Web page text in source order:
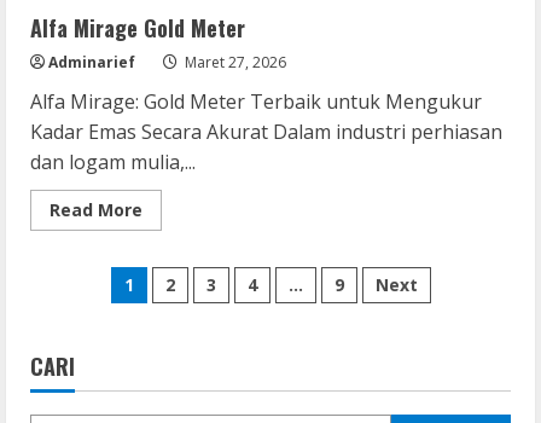
Alfa Mirage Gold Meter
Adminarief Maret 27, 2026
Alfa Mirage: Gold Meter Terbaik untuk Mengukur
Kadar Emas Secara Akurat Dalam industri perhiasan
dan logam mulia,...
Read More
more
Mirage
Gold
Meter
Paginasi
1 2 3 4 … 9 Next
CARI